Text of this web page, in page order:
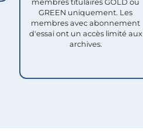
membres titulaires GOLD ou
GREEN uniquement. Les
membres avec abonnement
d'essai ont un accès limité aux
archives.